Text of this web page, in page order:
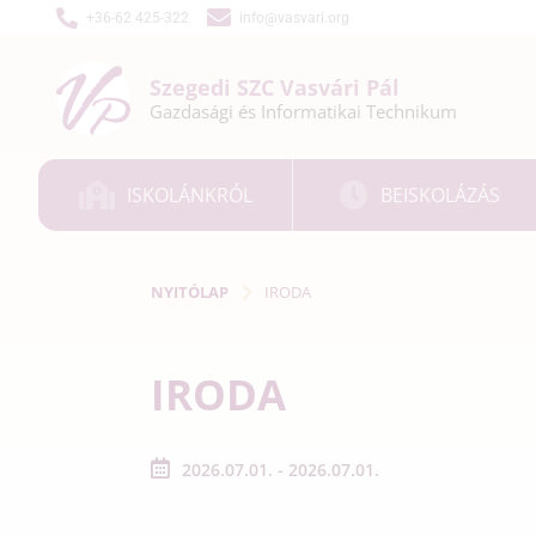
+36-62 425-322 info@vasvari.org
Szegedi SZC Vasvári Pál
Gazdasági és Informatikai Technikum
ISKOLÁNKRÓL BEISKOLÁZÁS
NYITÓLAP IRODA
IRODA
2026.07.01. - 2026.07.01.